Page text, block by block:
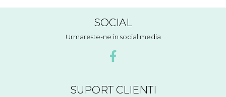
SOCIAL
Urmareste-ne in social media
SUPORT CLIENTI